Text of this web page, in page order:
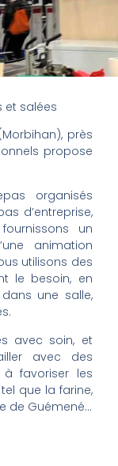
et salées
près
propose
organisés
d’entreprise,
un
animation
utilisons des
le besoin, en
une salle,
avec soin, et
avec des
à favoriser les
que la farine,
de Guémené…